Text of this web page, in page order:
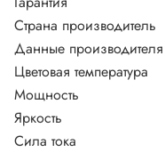
Страна производитель
Данные производителя
Цветовая температура
Мощность
Яркость
Сила тока